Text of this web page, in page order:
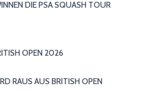
DIE PSA SQUASH TOUR
OPEN 2026
RAUS AUS BRITISH OPEN